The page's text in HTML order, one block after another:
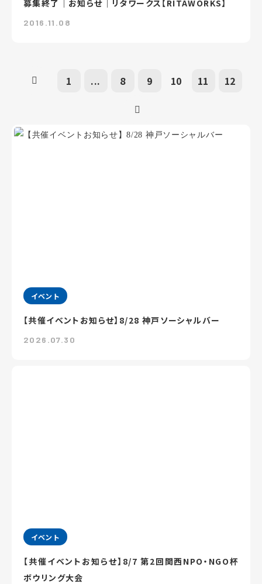
募集終了｜お知らせ｜リタワークス【RITAWORKS】
2016.11.08
1 ... 8 9 10 11 12
イベント
【共催イベントお知らせ】8/28 神戸ソーシャルバー
2026.07.30
イベント
【共催イベントお知らせ】8/7 第2回関西NPO・NGO杯
ボウリング大会